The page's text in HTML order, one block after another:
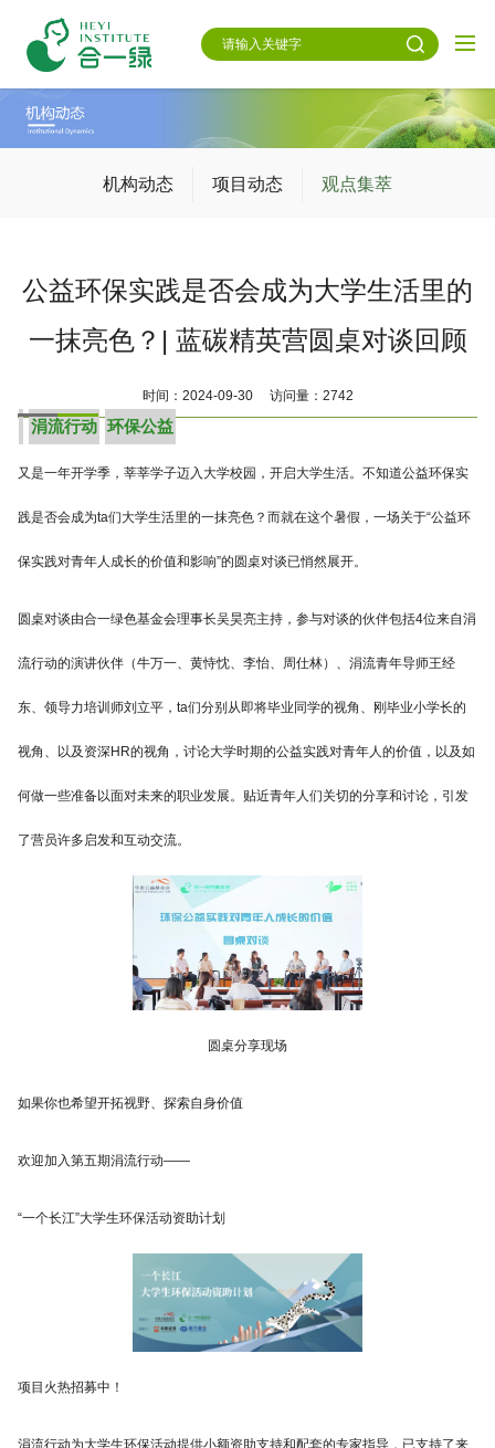
机构动态 项目动态 观点集萃
公益环保实践是否会成为大学生活里的
一抹亮色？| 蓝碳精英营圆桌对谈回顾
涓流行动 环保公益
时间：2024-09-30 访问量：2742
又是一年开学季，莘莘学子迈入大学校园，开启大学生活。不知道公益环保实
践是否会成为ta们大学生活里的一抹亮色？而就在这个暑假，一场关于“公益环
保实践对青年人成长的价值和影响”的圆桌对谈已悄然展开。
圆桌对谈由合一绿色基金会理事长吴昊亮主持，参与对谈的伙伴包括4位来自涓
流行动的演讲伙伴（牛万一、黄恃忱、李怡、周仕林）、涓流青年导师王经
东、领导力培训师刘立平，ta们分别从即将毕业同学的视角、刚毕业小学长的
视角、以及资深HR的视角，讨论大学时期的公益实践对青年人的价值，以及如
何做一些准备以面对未来的职业发展。贴近青年人们关切的分享和讨论，引发
了营员许多启发和互动交流。
圆桌分享现场
如果你也希望开拓视野、探索自身价值
欢迎加入第五期涓流行动——
“一个长江”大学生环保活动资助计划
项目火热招募中！
涓流行动为大学生环保活动提供小额资助支持和配套的专家指导，已支持了来